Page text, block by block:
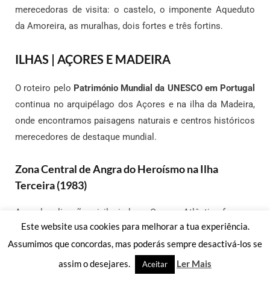
merecedoras de visita: o castelo, o imponente Aqueduto
da Amoreira, as muralhas, dois fortes e três fortins.
ILHAS | AÇORES E MADEIRA
O roteiro pelo Património Mundial da UNESCO em Portugal
continua no arquipélago dos Açores e na ilha da Madeira,
onde encontramos paisagens naturais e centros históricos
merecedores de destaque mundial.
Zona Central de Angra do Heroísmo na Ilha
Terceira (1983)
A sua localização privilegiada no Oceano Atlântico fez com
que Angra do Heroísmo, a capital daIlha Terceira, nos
Açores, fosse usada, desde o século XV até ao século XIX,
um importante porto de escala.
Este website usa cookies para melhorar a tua experiência.
Assumimos que concordas, mas poderás sempre desactivá-los se
assim o desejares.
Aceitar Ler Mais